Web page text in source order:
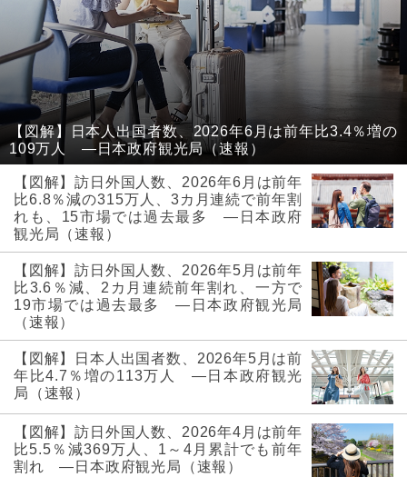
【図解】日本人出国者数、2026年6月は前年比3.4％増の
109万人 ―日本政府観光局（速報）
【図解】訪日外国人数、2026年6月は前年
比6.8％減の315万人、3カ月連続で前年割
れも、15市場では過去最多 ―日本政府
観光局（速報）
【図解】訪日外国人数、2026年5月は前年
比3.6％減、2カ月連続前年割れ、一方で
19市場では過去最多 ―日本政府観光局
（速報）
【図解】日本人出国者数、2026年5月は前
年比4.7％増の113万人 ―日本政府観光
局（速報）
【図解】訪日外国人数、2026年4月は前年
比5.5％減369万人、1～4月累計でも前年
割れ ―日本政府観光局（速報）